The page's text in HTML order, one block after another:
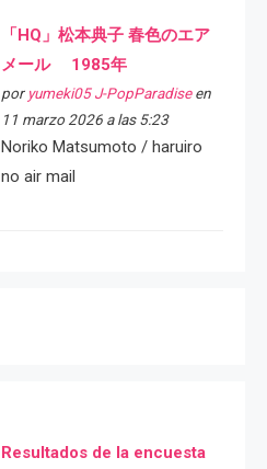
「HQ」松本典子 春色のエア
メール 1985年
por yumeki05 J-PopParadiseen
11 marzo 2026 a las 5:23
Noriko Matsumoto / haruiro
no air mail
Resultados de la encuesta